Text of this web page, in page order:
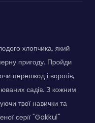
хлопчика, який
пригоду. Пройди
перешкод і ворогів,
садів. З кожним
твої навички та
серії "Gakkul"